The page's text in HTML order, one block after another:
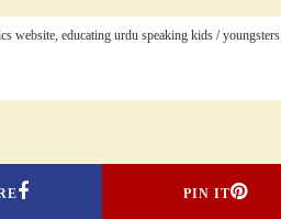
educating urdu speaking kids /
PIN IT